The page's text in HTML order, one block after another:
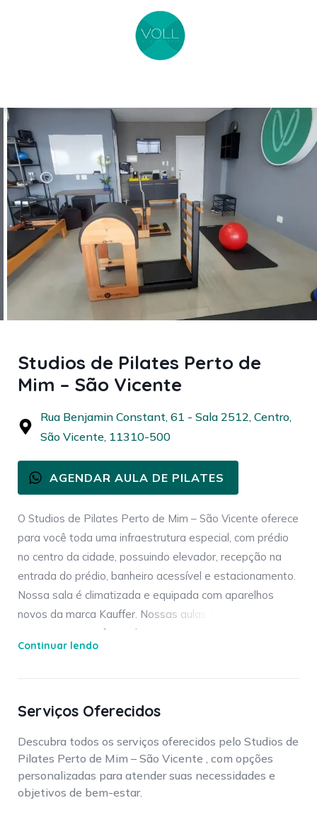
Studios de Pilates Perto de
Mim – São Vicente
Rua Benjamin Constant, 61 - Sala 2512, Centro,
São Vicente, 11310-500
AGENDAR AULA DE PILATES
O Studios de Pilates Perto de Mim – São Vicente oferece
para você toda uma infraestrutura especial, com prédio
no centro da cidade, possuindo elevador, recepção na
entrada do prédio, banheiro acessível e estacionamento.
Nossa sala é climatizada e equipada com aparelhos
novos da marca Kauffer. Nossas aulas são ministradas
por profissionais formados em fisioterapia ou educação
física, todos com cursos dentro da metodologia Pilates.
Venha nos conhecer!
Conheça também a VOLL Pilatese explore nossos blogs
dePilates,Educação FísicaeFisioterapia.
Continuar lendo
Serviços Oferecidos
Descubra todos os serviços oferecidos pelo Studios de
Pilates Perto de Mim – São Vicente , com opções
personalizadas para atender suas necessidades e
objetivos de bem-estar.